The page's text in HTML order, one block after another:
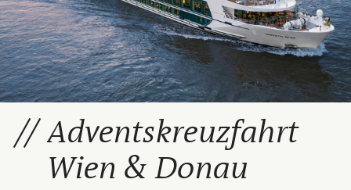
Adventskreuzfahrt
Wien & Donau